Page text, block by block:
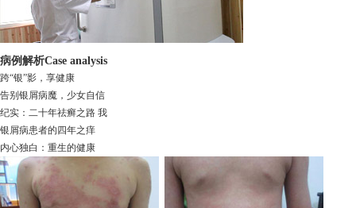
病例解析Case analysis
跨“银”影，享健康
告别银屑病魔，少女自信
纪实：二十年祛癣之路 我
银屑病患者的四年之痒
内心独白：重生的健康